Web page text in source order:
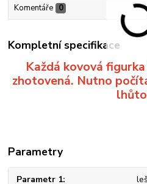
Komentáře 0
Kompletní specifikace
Každá kovová
zhotovená. Nutno
Parametry
Parametr 1